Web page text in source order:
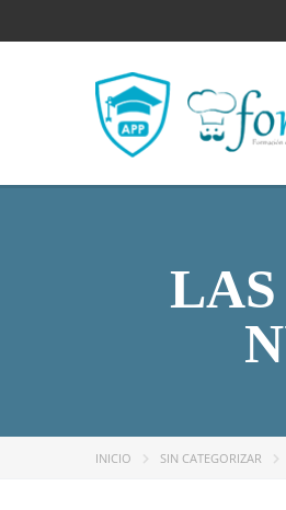
INICIO SIN CATEGORIZAR